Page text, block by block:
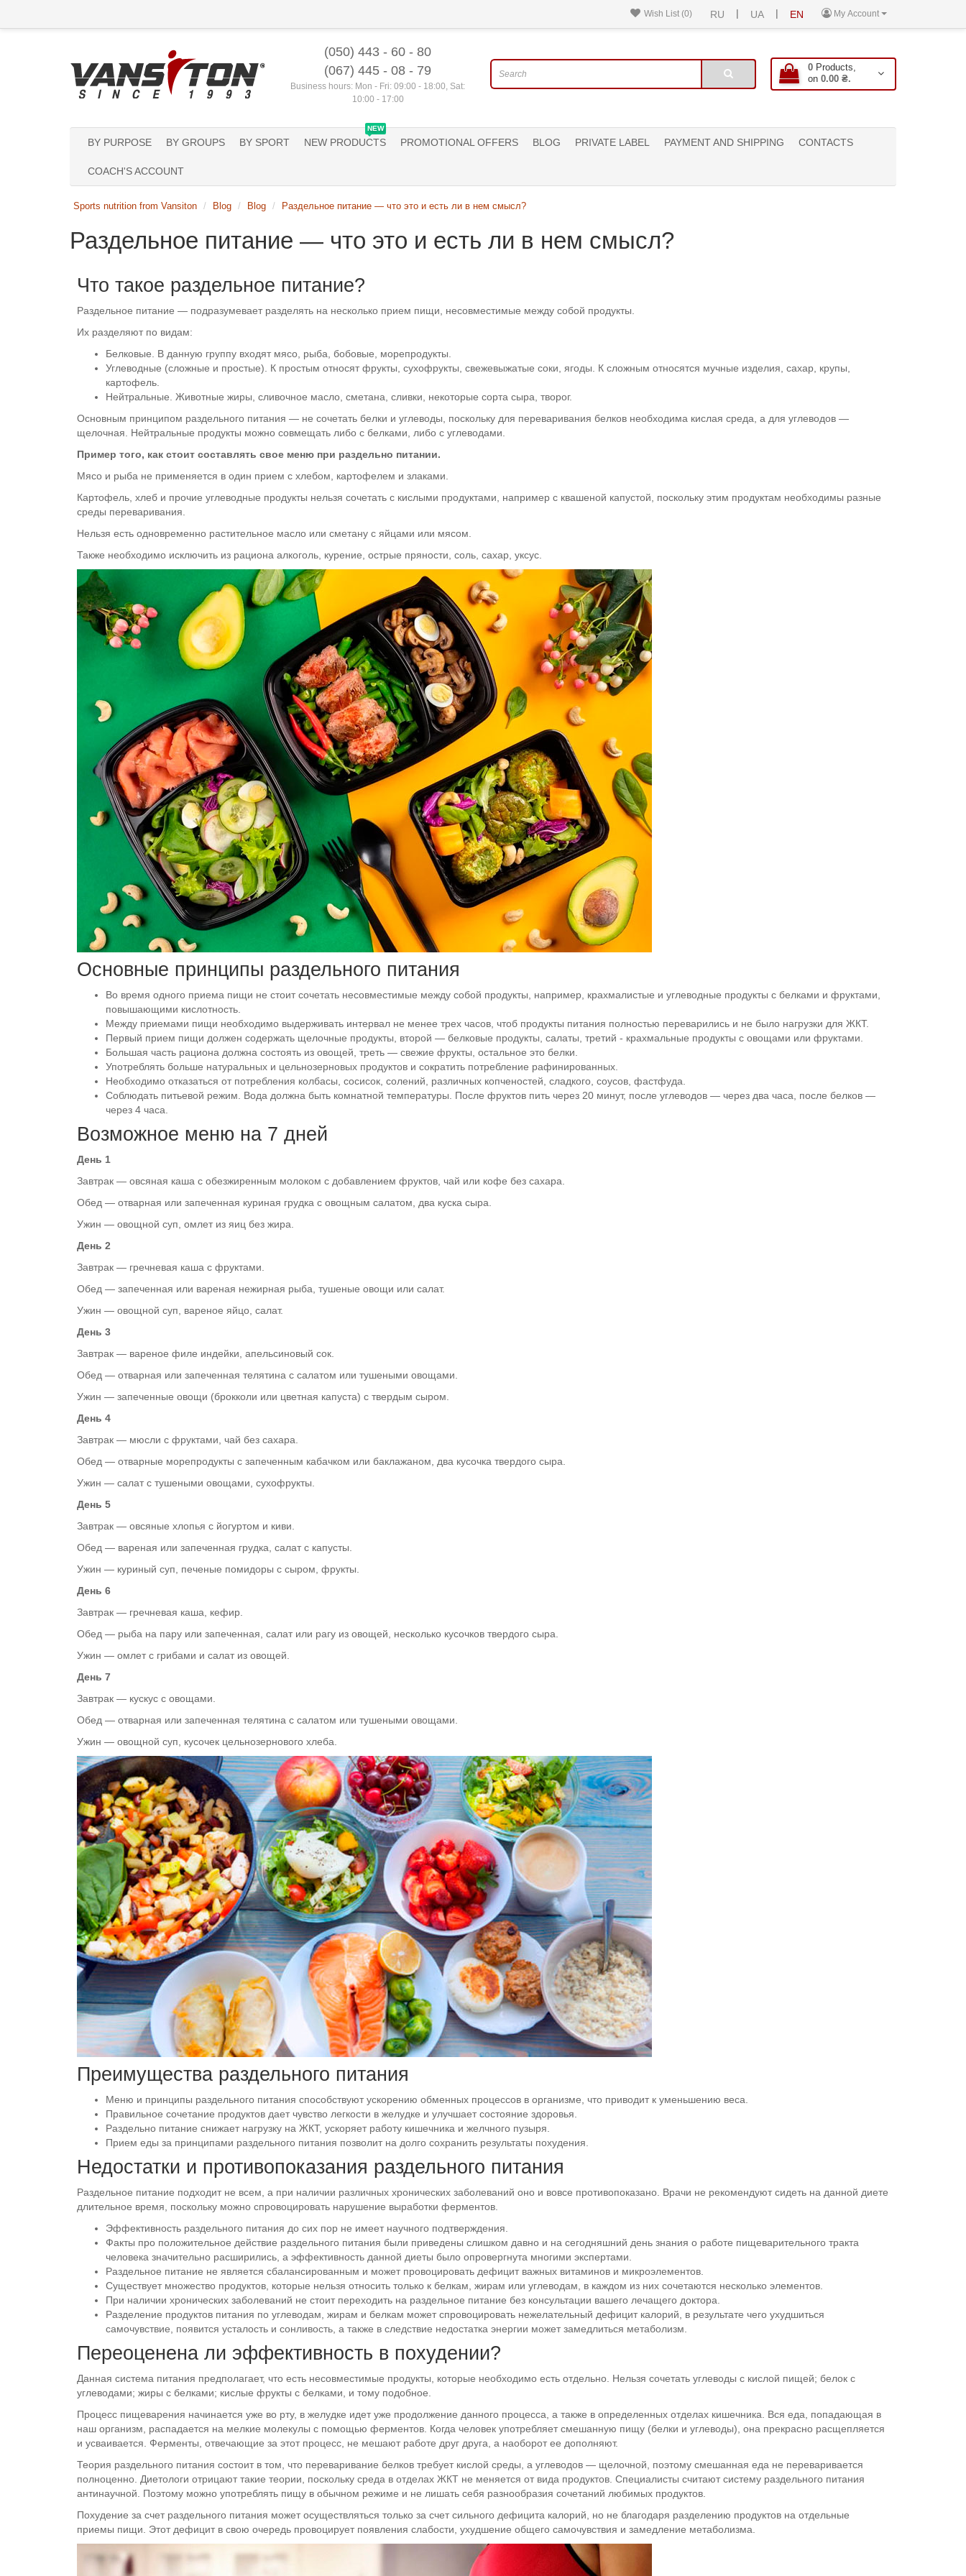
My Account
RU | UA | EN
Wish List (0)
(050) 443 - 60 - 80
(067) 445 - 08 - 79
Business hours: Mon - Fri: 09:00 - 18:00, Sat:
10:00 - 17:00
0 Products,
on 0.00 ₴.
BY PURPOSE BY GROUPS BY SPORT
NEW
NEW PRODUCTS PROMOTIONAL OFFERS BLOG PRIVATE LABEL PAYMENT AND SHIPPING CONTACTS
COACH'S ACCOUNT
Sports nutrition from Vansiton Blog Blog Раздельное питание — что это и есть ли в нем смысл?
Раздельное питание — что это и есть ли в нем смысл?
Что такое раздельное питание?
Раздельное питание — подразумевает разделять на несколько прием пищи, несовместимые между собой продукты.
Их разделяют по видам:
Белковые. В данную группу входят мясо, рыба, бобовые, морепродукты.
Углеводные (сложные и простые). К простым относят фрукты, сухофрукты, свежевыжатые соки, ягоды. К сложным относятся мучные изделия, сахар, крупы,
картофель.
Нейтральные. Животные жиры, сливочное масло, сметана, сливки, некоторые сорта сыра, творог.
Основным принципом раздельного питания — не сочетать белки и углеводы, поскольку для переваривания белков необходима кислая среда, а для углеводов —
щелочная. Нейтральные продукты можно совмещать либо с белками, либо с углеводами.
Пример того, как стоит составлять свое меню при раздельно питании.
Мясо и рыба не применяется в один прием с хлебом, картофелем и злаками.
Картофель, хлеб и прочие углеводные продукты нельзя сочетать с кислыми продуктами, например с квашеной капустой, поскольку этим продуктам необходимы разные
среды переваривания.
Нельзя есть одновременно растительное масло или сметану с яйцами или мясом.
Также необходимо исключить из рациона алкоголь, курение, острые пряности, соль, сахар, уксус.
Основные принципы раздельного питания
Во время одного приема пищи не стоит сочетать несовместимые между собой продукты, например, крахмалистые и углеводные продукты с белками и фруктами,
повышающими кислотность.
Между приемами пищи необходимо выдерживать интервал не менее трех часов, чтоб продукты питания полностью переварились и не было нагрузки для ЖКТ.
Первый прием пищи должен содержать щелочные продукты, второй — белковые продукты, салаты, третий - крахмальные продукты с овощами или фруктами.
Большая часть рациона должна состоять из овощей, треть — свежие фрукты, остальное это белки.
Употреблять больше натуральных и цельнозерновых продуктов и сократить потребление рафинированных.
Необходимо отказаться от потребления колбасы, сосисок, солений, различных копченостей, сладкого, соусов, фастфуда.
Соблюдать питьевой режим. Вода должна быть комнатной температуры. После фруктов пить через 20 минут, после углеводов — через два часа, после белков —
через 4 часа.
Возможное меню на 7 дней
День 1
Завтрак — овсяная каша с обезжиренным молоком с добавлением фруктов, чай или кофе без сахара.
Обед — отварная или запеченная куриная грудка с овощным салатом, два куска сыра.
Ужин — овощной суп, омлет из яиц без жира.
День 2
Завтрак — гречневая каша с фруктами.
Обед — запеченная или вареная нежирная рыба, тушеные овощи или салат.
Ужин — овощной суп, вареное яйцо, салат.
День 3
Завтрак — вареное филе индейки, апельсиновый сок.
Обед — отварная или запеченная телятина с салатом или тушеными овощами.
Ужин — запеченные овощи (брокколи или цветная капуста) с твердым сыром.
День 4
Завтрак — мюсли с фруктами, чай без сахара.
Обед — отварные морепродукты с запеченным кабачком или баклажаном, два кусочка твердого сыра.
Ужин — салат с тушеными овощами, сухофрукты.
День 5
Завтрак — овсяные хлопья с йогуртом и киви.
Обед — вареная или запеченная грудка, салат с капусты.
Ужин — куриный суп, печеные помидоры с сыром, фрукты.
День 6
Завтрак — гречневая каша, кефир.
Обед — рыба на пару или запеченная, салат или рагу из овощей, несколько кусочков твердого сыра.
Ужин — омлет с грибами и салат из овощей.
День 7
Завтрак — кускус с овощами.
Обед — отварная или запеченная телятина с салатом или тушеными овощами.
Ужин — овощной суп, кусочек цельнозернового хлеба.
Преимущества раздельного питания
Меню и принципы раздельного питания способствуют ускорению обменных процессов в организме, что приводит к уменьшению веса.
Правильное сочетание продуктов дает чувство легкости в желудке и улучшает состояние здоровья.
Раздельно питание снижает нагрузку на ЖКТ, ускоряет работу кишечника и желчного пузыря.
Прием еды за принципами раздельного питания позволит на долго сохранить результаты похудения.
Недостатки и противопоказания раздельного питания
Раздельное питание подходит не всем, а при наличии различных хронических заболеваний оно и вовсе противопоказано. Врачи не рекомендуют сидеть на данной диете
длительное время, поскольку можно спровоцировать нарушение выработки ферментов.
Эффективность раздельного питания до сих пор не имеет научного подтверждения.
Факты про положительное действие раздельного питания были приведены слишком давно и на сегодняшний день знания о работе пищеварительного тракта
человека значительно расширились, а эффективность данной диеты было опровергнута многими экспертами.
Раздельное питание не является сбалансированным и может провоцировать дефицит важных витаминов и микроэлементов.
Существует множество продуктов, которые нельзя относить только к белкам, жирам или углеводам, в каждом из них сочетаются несколько элементов.
При наличии хронических заболеваний не стоит переходить на раздельное питание без консультации вашего лечащего доктора.
Разделение продуктов питания по углеводам, жирам и белкам может спровоцировать нежелательный дефицит калорий, в результате чего ухудшиться
самочувствие, появится усталость и сонливость, а также в следствие недостатка энергии может замедлиться метаболизм.
Переоценена ли эффективность в похудении?
Данная система питания предполагает, что есть несовместимые продукты, которые необходимо есть отдельно. Нельзя сочетать углеводы с кислой пищей; белок с
углеводами; жиры с белками; кислые фрукты с белками, и тому подобное.
Процесс пищеварения начинается уже во рту, в желудке идет уже продолжение данного процесса, а также в определенных отделах кишечника. Вся еда, попадающая в
наш организм, распадается на мелкие молекулы с помощью ферментов. Когда человек употребляет смешанную пищу (белки и углеводы), она прекрасно расщепляется
и усваивается. Ферменты, отвечающие за этот процесс, не мешают работе друг друга, а наоборот ее дополняют.
Теория раздельного питания состоит в том, что переваривание белков требует кислой среды, а углеводов — щелочной, поэтому смешанная еда не переваривается
полноценно. Диетологи отрицают такие теории, поскольку среда в отделах ЖКТ не меняется от вида продуктов. Специалисты считают систему раздельного питания
антинаучной. Поэтому можно употреблять пищу в обычном режиме и не лишать себя разнообразия сочетаний любимых продуктов.
Похудение за счет раздельного питания может осуществляться только за счет сильного дефицита калорий, но не благодаря разделению продуктов на отдельные
приемы пищи. Этот дефицит в свою очередь провоцирует появления слабости, ухудшение общего самочувствия и замедление метаболизма.